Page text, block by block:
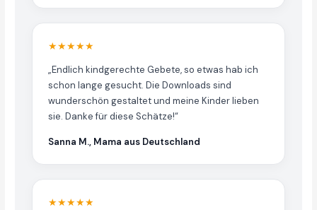
★★★★★
„Endlich kindgerechte Gebete, so etwas hab ich
schon lange gesucht. Die Downloads sind
wunderschön gestaltet und meine Kinder lieben
sie. Danke für diese Schätze!“
Sanna M., Mama aus Deutschland
★★★★★